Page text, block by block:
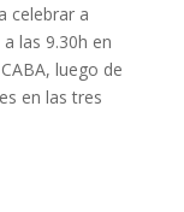
celebrar a
las 9.30h en
luego de
en las tres